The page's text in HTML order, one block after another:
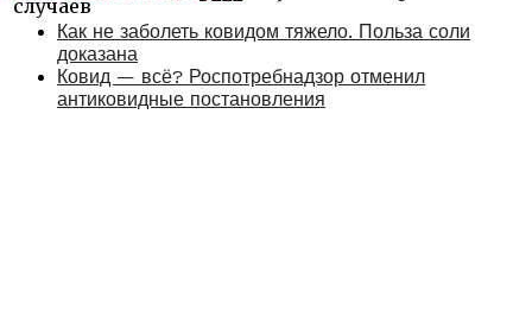
случаев
Как не заболеть ковидом тяжело. Польза соли
доказана
Ковид — всё? Роспотребнадзор отменил
антиковидные постановления